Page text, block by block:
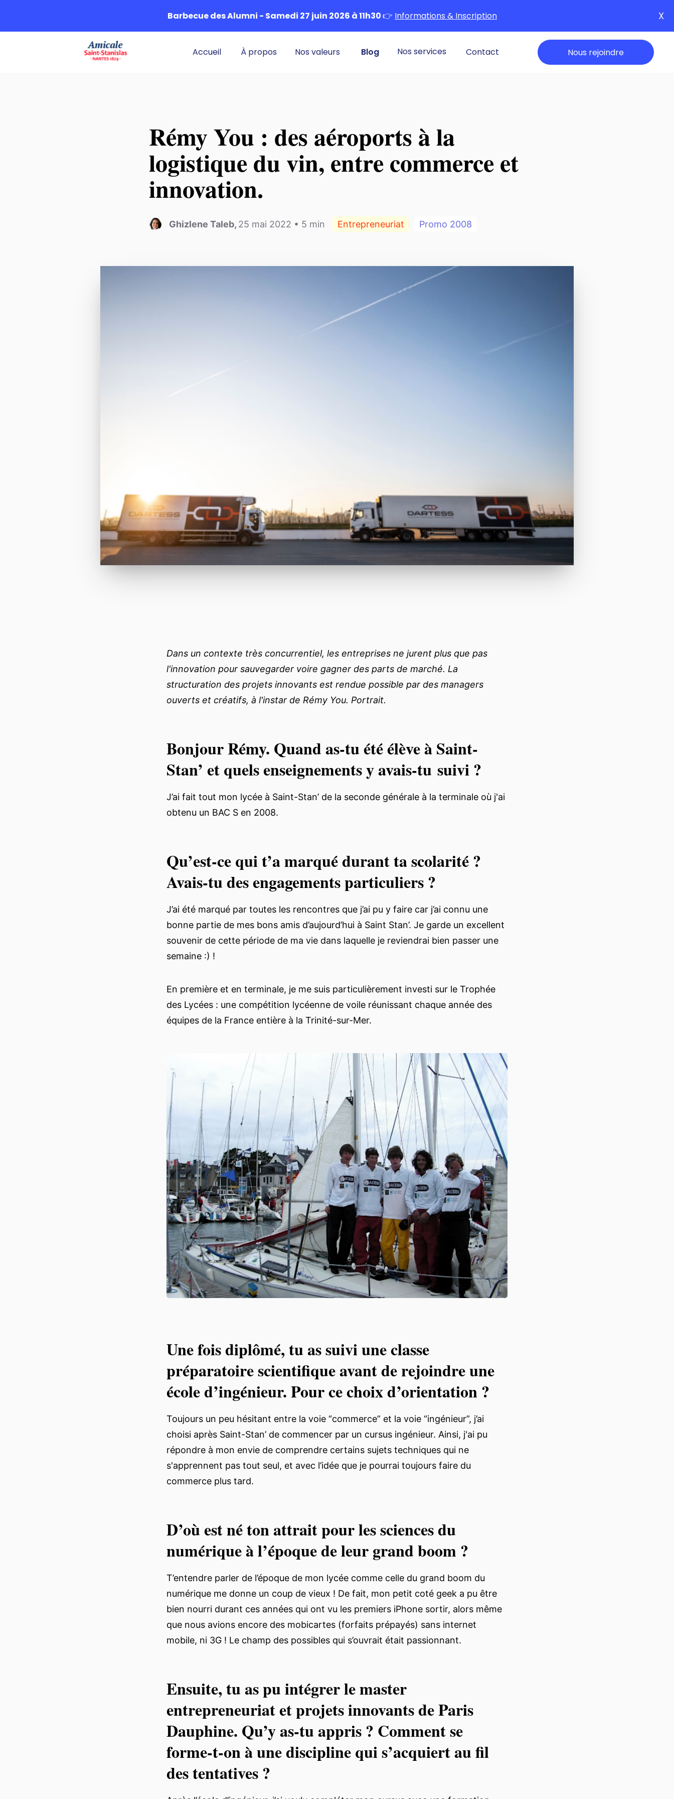
Barbecue des Alumni - Samedi 27 juin 2026 à 11h30👉 Informations & Inscription X
Accueil À propos Nos valeurs Blog Nos services Contact Nous rejoindre
Rémy You : des aéroports à la
logistique du vin, entre commerce et
innovation.
Ghizlene Taleb, 25 mai 2022 • 5 min Entrepreneuriat Promo 2008
Dans un contexte très concurrentiel, les entreprises ne jurent plus que pas
l'innovation pour sauvegarder voire gagner des parts de marché. La
structuration des projets innovants est rendue possible par des managers
ouverts et créatifs, à l'instar de Rémy You. Portrait.
Bonjour Rémy. Quand as-tu été élève à Saint-
Stan’ et quels enseignements y avais-tu suivi ?
J’ai fait tout mon lycée à Saint-Stan’ de la seconde générale à la terminale où j'ai
obtenu un BAC S en 2008.
Qu’est-ce qui t’a marqué durant ta scolarité ?
Avais-tu des engagements particuliers ?
J’ai été marqué par toutes les rencontres que j’ai pu y faire car j’ai connu une
bonne partie de mes bons amis d’aujourd’hui à Saint Stan’. Je garde un excellent
souvenir de cette période de ma vie dans laquelle je reviendrai bien passer une
semaine :) !
En première et en terminale, je me suis particulièrement investi sur le Trophée
des Lycées : une compétition lycéenne de voile réunissant chaque année des
équipes de la France entière à la Trinité-sur-Mer.
Une fois diplômé, tu as suivi une classe
préparatoire scientifique avant de rejoindre une
école d’ingénieur. Pour ce choix d’orientation ?
Toujours un peu hésitant entre la voie “commerce” et la voie “ingénieur”, j’ai
choisi après Saint-Stan’ de commencer par un cursus ingénieur. Ainsi, j'ai pu
répondre à mon envie de comprendre certains sujets techniques qui ne
s'apprennent pas tout seul, et avec l’idée que je pourrai toujours faire du
commerce plus tard.
D’où est né ton attrait pour les sciences du
numérique à l’époque de leur grand boom ?
T’entendre parler de l’époque de mon lycée comme celle du grand boom du
numérique me donne un coup de vieux ! De fait, mon petit coté geek a pu être
bien nourri durant ces années qui ont vu les premiers iPhone sortir, alors même
que nous avions encore des mobicartes (forfaits prépayés) sans internet
mobile, ni 3G ! Le champ des possibles qui s’ouvrait était passionnant.
Ensuite, tu as pu intégrer le master
entrepreneuriat et projets innovants de Paris
Dauphine. Qu’y as-tu appris ? Comment se
forme-t-on à une discipline qui s’acquiert au fil
des tentatives ?